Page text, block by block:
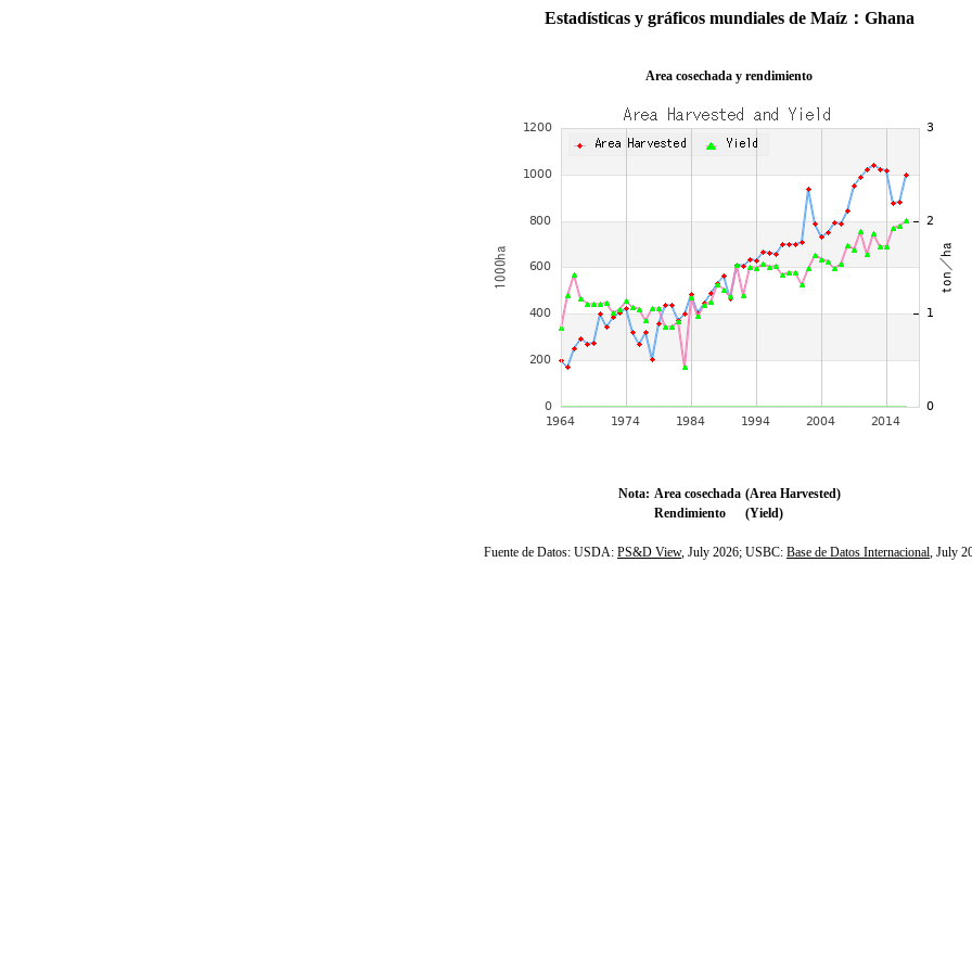
Estadísticas y gráficos mundiales de Maíz：Ghana
Area cosechada y rendimiento
Nota: Area cosechada (Area Harvested)
Rendimiento
(Yield)
Fuente de Datos: USDA: PS&D View, July 2026; USBC: Base de Datos Internacional, July